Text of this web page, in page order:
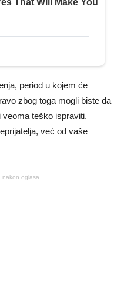
period u kojem će
zbog toga mogli biste da
veoma teško ispraviti.
već od vaše
nakon oglasa